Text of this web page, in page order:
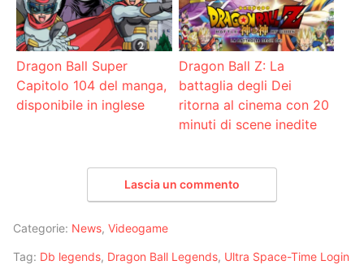
Dragon Ball Super
Capitolo 104 del manga,
disponibile in inglese
Dragon Ball Z: La
battaglia degli Dei
ritorna al cinema con 20
minuti di scene inedite
Lascia un commento
Categorie: News, Videogame
Tag: Db legends, Dragon Ball Legends, Ultra Space-Time Login